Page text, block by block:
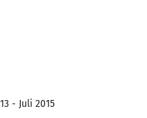
- Juli 2015